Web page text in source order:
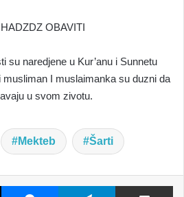
OBAVITI
su naredjene u Kur’anu i Sunnetu
I muslaimanka su duzni da
u svom zivotu.
Mekteb Šarti
X Messenger Telegram